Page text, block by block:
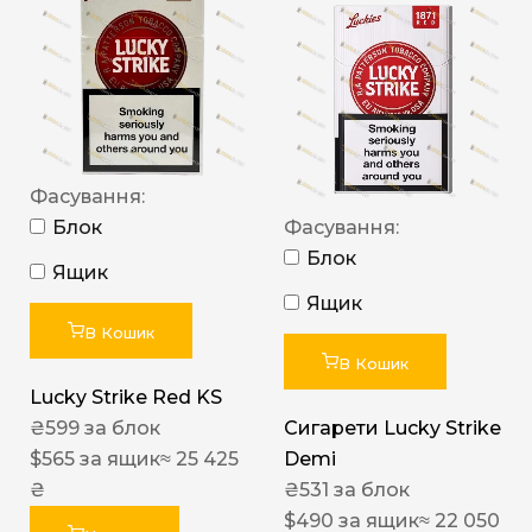
Фасування:
Блок
Ящик
В Кошик
Lucky Strike Red KS
₴599 за блок
$565 за ящик≈ 25 425
₴
Фасування:
Блок
Ящик
В Кошик
Сигарети Lucky Strike
Demi
₴531 за блок
$490 за ящик≈ 22 050